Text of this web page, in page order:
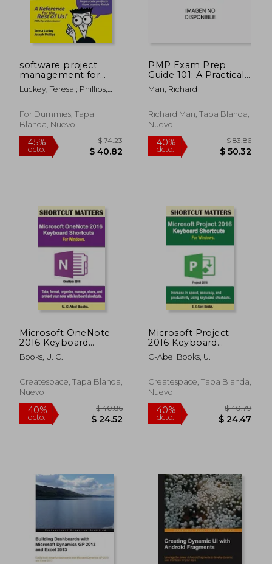
dcto. dcto. $
software project
management for
dummies (en Inglés)
Luckey, Teresa ; Phillips,
For Dummies, Tapa
Blanda, Nuevo
45%
dcto. $ 40.82
PMP Exam Prep
Guide 101: A Practical
Guide to Ace Your
Exam and Advance
Inglés)
Man, Richard
Richard Man, Tapa Blanda,
Nuevo
40%
dcto. $
Microsoft OneNote
2016 Keyboard
Shortcuts For
Windows (en Inglés)
Books, U. C.
Createspace, Tapa Blanda,
Nuevo
Microsoft Project
2016 Keyboard
Shortcuts For
Windows (en Inglés)
C-Abel Books, U.
Createspace, Tapa Blanda,
Nuevo